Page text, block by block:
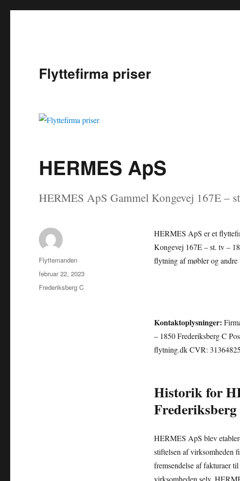
Flyttefirma priser
HERMES ApS
HERMES ApS Gammel Kongevej 167E –
HERMES ApS er et
Kongevej 167E – st. tv –
flytning af møbler og
Kontaktoplysninger:
– 1850 Frederiksberg C
flytning.dk CVR: 31364825
Historik for
Frederiksberg
HERMES ApS blev
stiftelsen af virksomheden
fremsendelse af fakturaer
Forfatter
Flyttemanden
Udgivet
februar 22, 2023
Kategorier
Frederiksberg C